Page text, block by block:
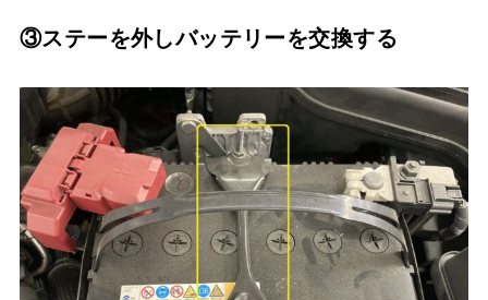
③ステーを外しバッテリーを交換する